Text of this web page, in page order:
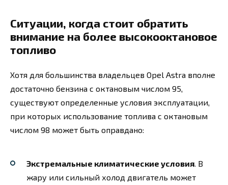
Ситуации, когда стоит обратить
внимание на более высокооктановое
топливо
Хотя для большинства владельцев Opel Astra вполне
достаточно бензина с октановым числом 95,
существуют определенные условия эксплуатации,
при которых использование топлива с октановым
числом 98 может быть оправдано:
Экстремальные климатические условия . В
жару или сильный холод двигатель может